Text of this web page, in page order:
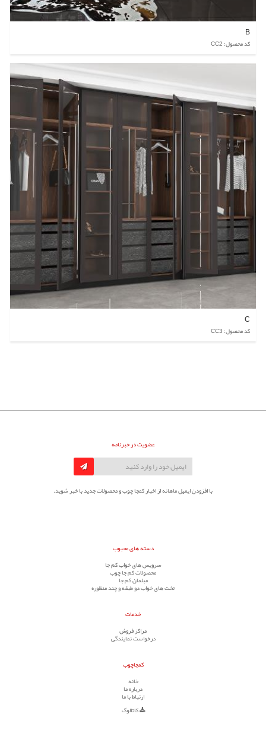
B
کد محصول: CC2
C
کد محصول: CC3
عضویت در خبرنامه
با افزودن ایمیل ماهانه از اخبار کمجا چوب و محصولات جدید با خبر شوید.
دسته های محبوب
سرویس های خواب کم جا
محصولات کم جا چوب
مبلمان کم جا
تخت های خواب دو طبقه و چند منظوره
خدمات
مراکز فروش
درخواست نمایندگی
کمجاچوب
خانه
درباره ما
ارتباط با ما
کاتالوگ